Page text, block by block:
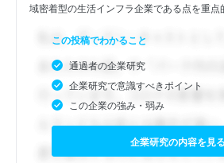
域密着型の生活インフラ企業である点を重点
この投稿でわかること
通過者の企業研究
企業研究で意識すべきポイント
この企業の強み・弱み
企業研究の内容を見る